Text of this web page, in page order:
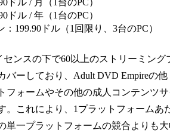
ドル / 年（1台のPC）
：199.90ドル（1回限り、3台のPC）
ンスの下で60以上のストリーミング
バーしており、Adult DVD Empireの他
フォームやその他の成人コンテンツ
。これにより、1プラットフォームあ
単一プラットフォームの競合よりも